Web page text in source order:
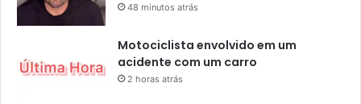
48 minutos atrás
Motociclista envolvido em um
acidente com um carro
2 horas atrás